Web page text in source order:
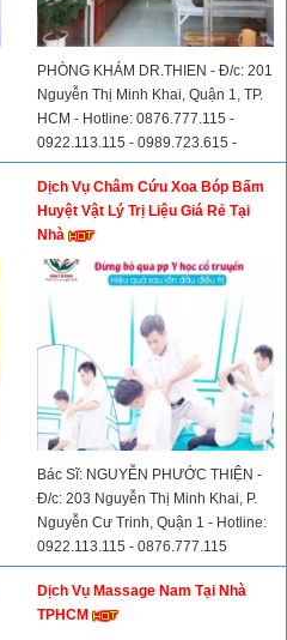
PHÒNG KHÁM DR.THIEN - Đ/c: 201
Nguyễn Thị Minh Khai, Quận 1, TP.
HCM - Hotline: 0876.777.115 -
0922.113.115 - 0989.723.615 -
0932.62.22.72
Dịch Vụ Châm Cứu Xoa Bóp Bấm
Huyệt Vật Lý Trị Liệu Giá Rẻ Tại
Nhà
Bác Sĩ: NGUYỄN PHƯỚC THIỆN -
Đ/c: 203 Nguyễn Thị Minh Khai, P.
Nguyễn Cư Trinh, Quận 1 - Hotline:
0922.113.115 - 0876.777.115
Dịch Vụ Massage Nam Tại Nhà
TPHCM